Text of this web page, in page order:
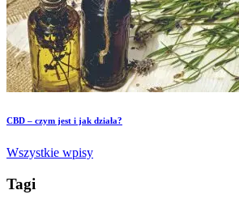
CBD – czym jest i jak działa?
Wszystkie wpisy
Tagi